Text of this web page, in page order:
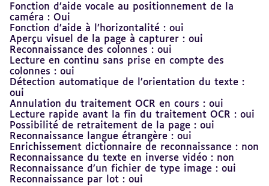
Fonction d’aide vocale au positionnement de la
caméra : Oui
Fonction d’aide à l’horizontalité : oui
Aperçu visuel de la page à capturer : oui
Reconnaissance des colonnes : oui
Lecture en continu sans prise en compte des
colonnes : oui
Détection automatique de l’orientation du texte :
oui
Annulation du traitement OCR en cours : oui
Lecture rapide avant la fin du traitement OCR : oui
Possibilité de retraitement de la page : oui
Reconnaissance langue étrangère : oui
Enrichissement dictionnaire de reconnaissance : non
Reconnaissance du texte en inverse vidéo : non
Reconnaissance d’un fichier de type image : oui
Reconnaissance par lot : oui